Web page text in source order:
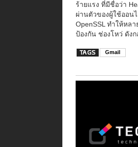
ร้ายแรง ที่มีชื่อว่า
ผ่านตัวของผู้ใช้ออน
OpenSSL ทำให้หล
ป้องกัน ช่องโหว่ ดังก
Gmail